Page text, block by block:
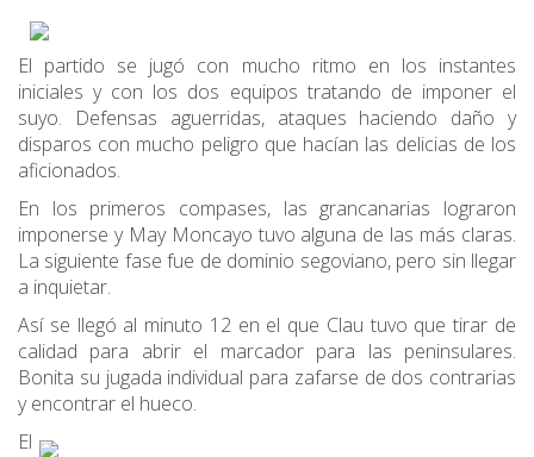
El partido se jugó con mucho ritmo en los instantes
iniciales y con los dos equipos tratando de imponer el
suyo. Defensas aguerridas, ataques haciendo daño y
disparos con mucho peligro que hacían las delicias de los
aficionados.
En los primeros compases, las grancanarias lograron
imponerse y May Moncayo tuvo alguna de las más claras.
La siguiente fase fue de dominio segoviano, pero sin llegar
a inquietar.
Así se llegó al minuto 12 en el que Clau tuvo que tirar de
calidad para abrir el marcador para las peninsulares.
Bonita su jugada individual para zafarse de dos contrarias
y encontrar el hueco.
El